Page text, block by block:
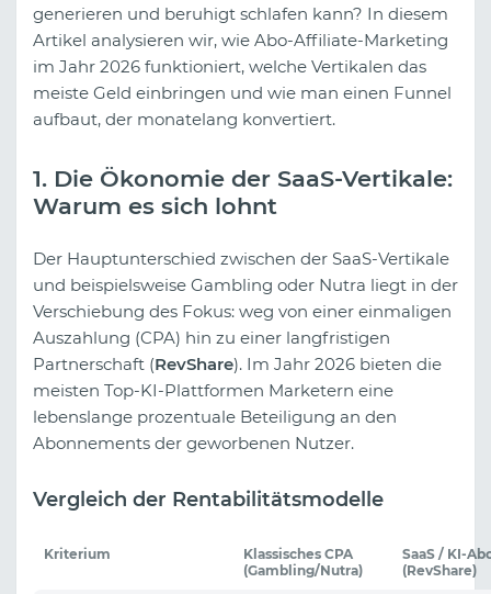
generieren und beruhigt schlafen kann? In diesem
Artikel analysieren wir, wie Abo-Affiliate-Marketing
im Jahr 2026 funktioniert, welche Vertikalen das
meiste Geld einbringen und wie man einen Funnel
aufbaut, der monatelang konvertiert.
1. Die Ökonomie der SaaS-Vertikale:
Warum es sich lohnt
Der Hauptunterschied zwischen der SaaS-Vertikale
und beispielsweise Gambling oder Nutra liegt in der
Verschiebung des Fokus: weg von einer einmaligen
Auszahlung (CPA) hin zu einer langfristigen
Partnerschaft (RevShare). Im Jahr 2026 bieten die
meisten Top-KI-Plattformen Marketern eine
lebenslange prozentuale Beteiligung an den
Abonnements der geworbenen Nutzer.
Vergleich der Rentabilitätsmodelle
Kriterium
Klassisches CPA
(Gambling/Nutra)
SaaS / KI-
(RevShare)